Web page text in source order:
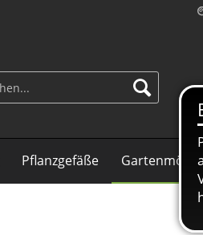
Pflanzgefäße Gartenmöbel